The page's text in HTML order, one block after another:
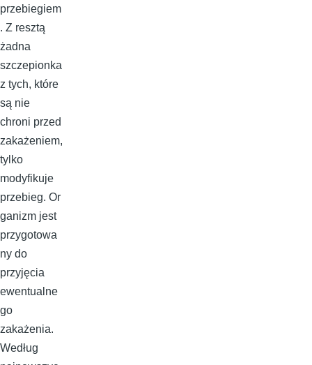
przebiegiem
. Z resztą
żadna
szczepionka
z tych, które
są nie
chroni przed
zakażeniem,
tylko
modyfikuje
przebieg. Or
ganizm jest
przygotowa
ny do
przyjęcia
ewentualne
go
zakażenia.
Według